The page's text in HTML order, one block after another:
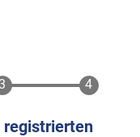
registrierten